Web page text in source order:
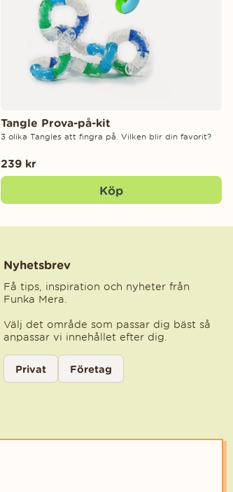
Tangle Prova-på-kit
3 olika Tangles att fingra på. Vilken blir din favorit?
239 kr
Köp
Nyhetsbrev
Få tips, inspiration och nyheter från
Funka Mera.
Välj det område som passar dig bäst så
anpassar vi innehållet efter dig.
Välj kategori för nyhetsbrev
Privat Företag